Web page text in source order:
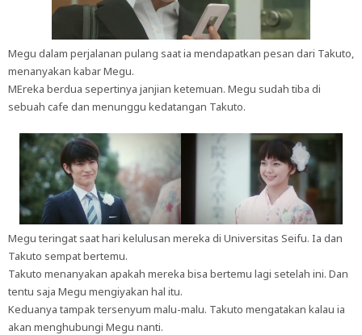
Megu dalam perjalanan pulang saat ia mendapatkan pesan dari Takuto,
menanyakan kabar Megu.
MEreka berdua sepertinya janjian ketemuan. Megu sudah tiba di
sebuah cafe dan menunggu kedatangan Takuto.
Megu teringat saat hari kelulusan mereka di Universitas Seifu. Ia dan
Takuto sempat bertemu.
Takuto menanyakan apakah mereka bisa bertemu lagi setelah ini. Dan
tentu saja Megu mengiyakan hal itu.
Keduanya tampak tersenyum malu-malu. Takuto mengatakan kalau ia
akan menghubungi Megu nanti.